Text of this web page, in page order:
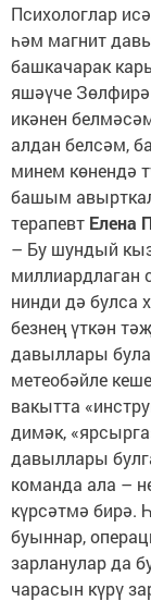
Психологлар
һәм магнит
башкачарак
яшәүче
икәнен
алдан белсәм,
минем көнендә
башым
терапевт Елена
– Бу шундый
миллиардлаган
нинди дә булса
безнең үткән
давыллары
метеобәйле
вакытта
димәк,
давыллары
команда ала –
күрсәтмә
буыннар,
зарланулар да
чарасын күрү